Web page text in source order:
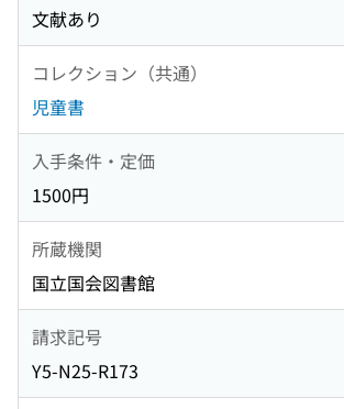
文献あり
コレクション（共通）
児童書
入手条件・定価
1500円
所蔵機関
国立国会図書館
請求記号
Y5-N25-R173